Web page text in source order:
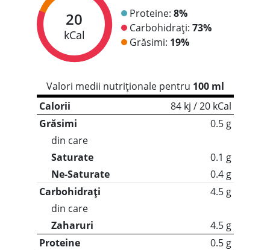
20
kCal
Proteine: 8%
Carbohidrați: 73%
Grăsimi: 19%
Valori medii nutriționale pentru 100 ml
Calorii
84 kj / 20 kCal
Grăsimi
0.5 g
din care
Saturate
0.1 g
Ne-Saturate
0.4 g
Carbohidrați
4.5 g
din care
Zaharuri
4.5 g
Proteine
0.5 g